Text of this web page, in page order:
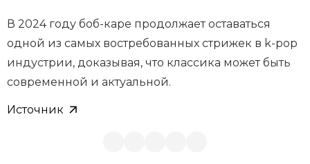
В 2024 году боб-каре продолжает оставаться
одной из самых востребованных стрижек в k-pop
индустрии, доказывая, что классика может быть
современной и актуальной.
Источник